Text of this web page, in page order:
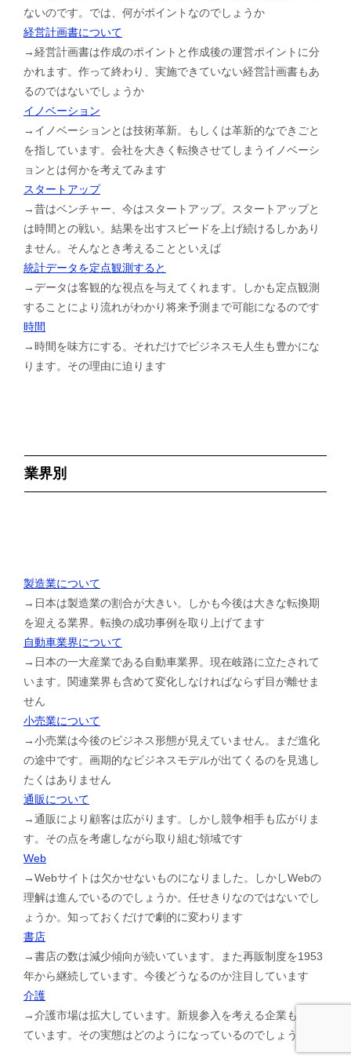
ないのです。では、何がポイントなのでしょうか
経営計画書について
→経営計画書は作成のポイントと作成後の運営ポイントに分
かれます。作って終わり、実施できていない経営計画書もあ
るのではないでしょうか
イノベーション
→イノベーションとは技術革新。もしくは革新的なできごと
を指しています。会社を大きく転換させてしまうイノベーシ
ョンとは何かを考えてみます
スタートアップ
→昔はベンチャー、今はスタートアップ。スタートアップと
は時間との戦い。結果を出すスピードを上げ続けるしかあり
ません。そんなとき考えることといえば
統計データを定点観測すると
→データは客観的な視点を与えてくれます。しかも定点観測
することにより流れがわかり将来予測まで可能になるのです
時間
→時間を味方にする。それだけでビジネスモ人生も豊かにな
ります。その理由に迫ります
業界別
製造業について
→日本は製造業の割合が大きい。しかも今後は大きな転換期
を迎える業界。転換の成功事例を取り上げてます
自動車業界について
→日本の一大産業である自動車業界。現在岐路に立たされて
います。関連業界も含めて変化しなければならず目が離せま
せん
小売業について
→小売業は今後のビジネス形態が見えていません。まだ進化
の途中です。画期的なビジネスモデルが出てくるのを見逃し
たくはありません
通販について
→通販により顧客は広がります。しかし競争相手も広がりま
す。その点を考慮しながら取り組む領域です
Web
→Webサイトは欠かせないものになりました。しかしWebの
理解は進んでいるのでしょうか。任せきりなのではないでし
ょうか。知っておくだけで劇的に変わります
書店
→書店の数は減少傾向が続いています。また再販制度を1953
年から継続しています。今後どうなるのか注目しています
介護
→介護市場は拡大しています。新規参入を考える企業も増え
ています。その実態はどのようになっているのでしょうか